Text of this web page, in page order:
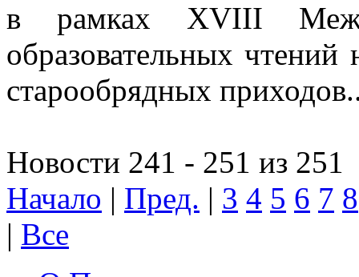
в рамках XVIII
образовательных
старообрядных
Новости 241 - 251 из 251
Начало | Пред. | 3 4 5 6 7 8
| Все